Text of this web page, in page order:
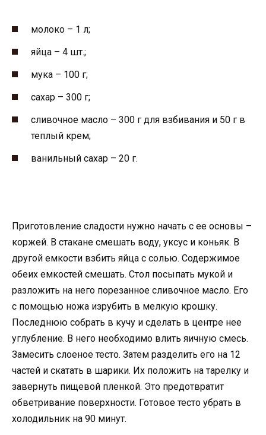
молоко – 1 л;
яйца – 4 шт.;
мука – 100 г;
сахар – 300 г;
сливочное масло – 300 г для взбивания и 50 г в
теплый крем;
ванильный сахар – 20 г.
Приготовление сладости нужно начать с ее основы –
коржей. В стакане смешать воду, уксус и коньяк. В
другой емкости взбить яйца с солью. Содержимое
обеих емкостей смешать. Стол посыпать мукой и
разложить на него порезанное сливочное масло. Его
с помощью ножа изрубить в мелкую крошку.
Последнюю собрать в кучу и сделать в центре нее
углубление. В него необходимо влить яичную смесь.
Замесить слоеное тесто. Затем разделить его на 12
частей и скатать в шарики. Их положить на тарелку и
завернуть пищевой пленкой. Это предотвратит
обветривание поверхности. Готовое тесто убрать в
холодильник на 90 минут.